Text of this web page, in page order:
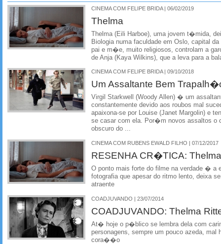
CINEMA COM FELIPE BRIDA | 06/02/2019
Thelma
Thelma (Eili Harboe), uma jovem t�mida,
Biologia numa faculdade em Oslo, capital
pai e m�e, muito religiosos, controlam a
de Anja (Kaya Wilkins), que a leva para a
CINEMA COM FELIPE BRIDA | 09/10/2018
Um Assaltante Bem
Virgil Starkwell (Woody Allen) � um
constantemente devido aos roubos mal
apaixona-se por Louise (Janet Margolin) e
se casar com ela. Por�m novos assaltos o
obscuro do ...
CINEMA COM RUBENS EWALD FILHO | 07/12/2017
RESENHA CR�TICA:
O ponto mais forte do filme na verdade �
fotografia que apesar do ritmo lento, deixa
atraente
COADJUVANDO | 23/07/2014
COADJUVANDO: Thelma
At� hoje o p�blico se lembra dela com
personagens, sempre um pouco azeda, mal
cora��o